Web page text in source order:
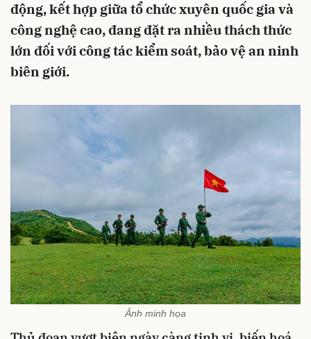
động, kết hợp giữa tổ chức xuyên quốc gia và
công nghệ cao, đang đặt ra nhiều thách thức
lớn đối với công tác kiểm soát, bảo vệ an ninh
biên giới.
Ảnh minh họa